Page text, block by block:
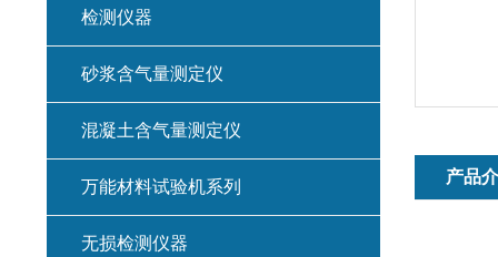
产品
检测仪器
砂浆含气量测定仪
混凝土含气量测定仪
万能材料试验机系列
无损检测仪器